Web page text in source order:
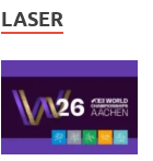
LASER